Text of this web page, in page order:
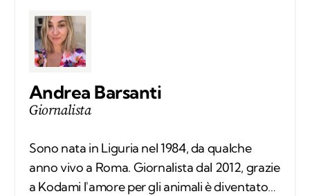
Andrea Barsanti
Giornalista
Sono nata in Liguria nel 1984, da qualche
anno vivo a Roma. Giornalista dal 2012, grazie
a Kodami l'amore per gli animali è diventato